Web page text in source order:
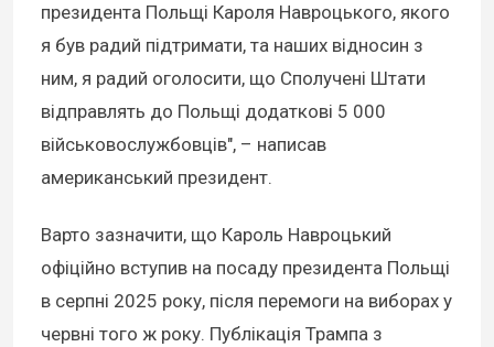
президента Польщі Кароля Навроцького, якого
я був радий підтримати, та наших відносин з
ним, я радий оголосити, що Сполучені Штати
відправлять до Польщі додаткові 5 000
військовослужбовців", – написав
американський президент.
Варто зазначити, що Кароль Навроцький
офіційно вступив на посаду президента Польщі
в серпні 2025 року, після перемоги на виборах у
червні того ж року. Публікація Трампа з